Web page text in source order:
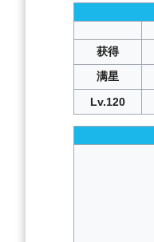
获得
满星
Lv.120